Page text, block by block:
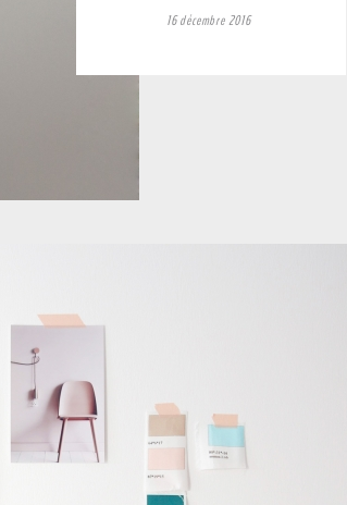
16 décembre 2016